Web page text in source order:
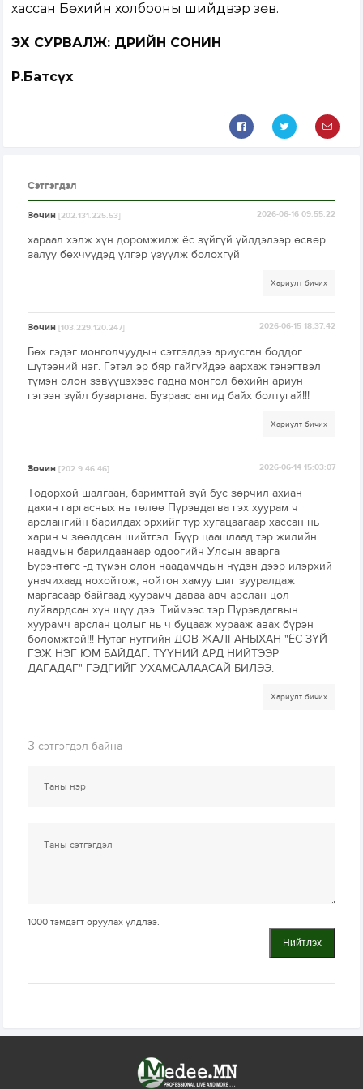
хассан Бөхийн холбооны шийдвэр зөв.
ЭХ СУРВАЛЖ: ӨДРИЙН СОНИН
Р.Батсүх
Сэтгэгдэл
Зочин[202.131.225.53] 2026-06-16 09:55:22
хараал хэлж хүн доромжилж ёс зүйгүй үйлдэлээр өсвөр
залуу бөхчүүдэд үлгэр үзүүлж болохгүй
Хариулт бичих
Зочин[103.229.120.247] 2026-06-15 18:37:42
Бөх гэдэг монголчуудын сэтгэлдээ ариусган боддог
шүтээний нэг. Гэтэл эр бяр гайгүйдээ аархаж тэнэгтвэл
түмэн олон зэвүүцэхээс гадна монгол бөхийн ариун
гэгээн зүйл бузартана. Бузраас ангид байх болтугай!!!
Хариулт бичих
Зочин[202.9.46.46] 2026-06-14 15:03:07
Тодорхой шалгаан, баримттай зүй бус зөрчил ахиан
дахин гаргасных нь төлөө Пүрэвдагва гэх хуурам ч
арслангийн барилдах эрхийг түр хугацаагаар хассан нь
харин ч зөөлдсөн шийтгэл. Бүүр цаашлаад тэр жилийн
наадмын барилдаанаар одоогийн Улсын аварга
Бүрэнтөгс -д түмэн олон наадамчдын нүдэн дээр илэрхий
уначихаад нохойтож, нойтон хамуу шиг зууралдаж
маргасаар байгаад хуурамч даваа авч арслан цол
луйвардсан хүн шүү дээ. Тиймээс тэр Пүрэвдагвын
хуурамч арслан цолыг нь ч буцааж хурааж авах бүрэн
боломжтой!!! Нутаг нутгийн ДОВ ЖАЛГАНЫХАН "ЁС ЗҮЙ
ГЭЖ НЭГ ЮМ БАЙДАГ. ТҮҮНИЙ АРД НИЙТЭЭР
ДАГАДАГ" ГЭДГИЙГ УХАМСАЛААСАЙ БИЛЭЭ.
Хариулт бичих
3 сэтгэгдэл байна
1000 тэмдэгт оруулах үлдлээ.
Нийтлэх